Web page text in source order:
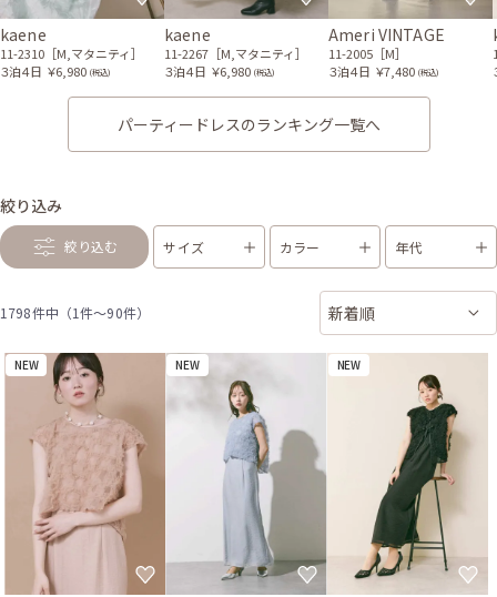
kaene
11-2310［M,マタニティ］
３泊４日 ￥6,980 (税込)
kaene
11-2267［M,マタニティ］
３泊４日 ￥6,980 (税込)
Ameri VINTAGE
11-2005［M］
３泊４日 ￥7,480 (税込)
パーティードレスのランキング一覧へ
絞り込み
絞り込む サイズ カラー 年代
1798件中（1件〜90件）
NEW NEW NEW